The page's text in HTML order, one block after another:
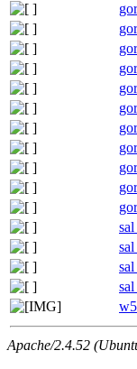
Apache/2.4.52